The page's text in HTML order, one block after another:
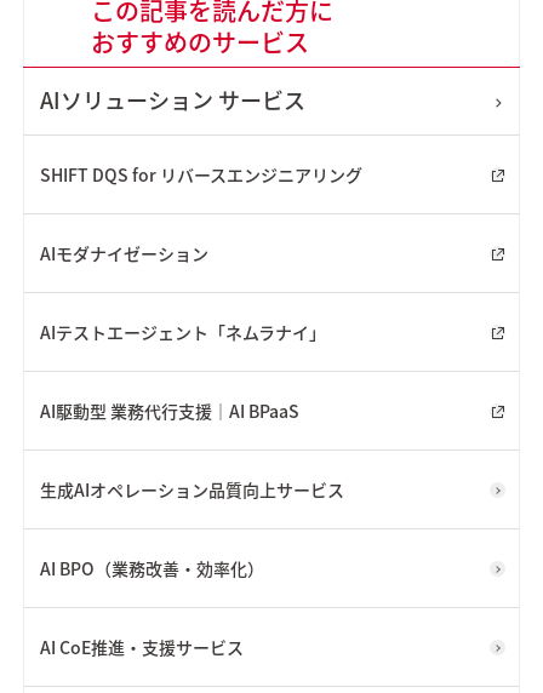
この記事を読んだ方に
おすすめのサービス
AIソリューション サービス
SHIFT DQS for リバースエンジニアリング
AIモダナイゼーション
AIテストエージェント「ネムラナイ」
AI駆動型 業務代行支援｜AI BPaaS
生成AIオペレーション品質向上サービス
AI BPO（業務改善・効率化）
AI CoE推進・支援サービス